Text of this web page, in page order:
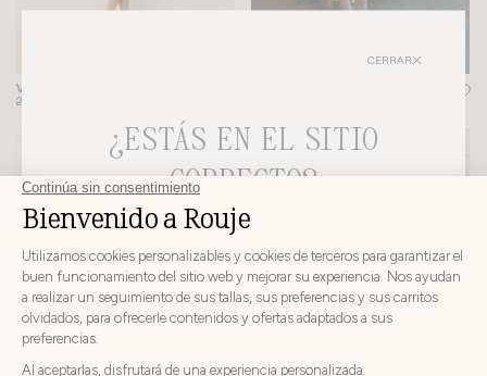
CERRAR
¿ESTÁS EN EL SITIO
CORRECTO?
ELIJA SU PAÍS E IDIOMA DE ENTREGA ANTES DE
REALIZAR EL PEDIDO
Elija
VESTIDO LENA
215€
-20%